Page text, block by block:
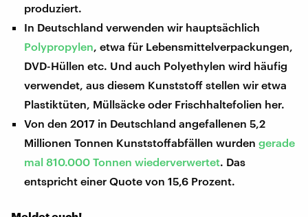
produziert.
In Deutschland verwenden wir hauptsächlich
Polypropylen , etwa für Lebensmittelverpackungen,
DVD-Hüllen etc. Und auch Polyethylen wird häufig
verwendet, aus diesem Kunststoff stellen wir etwa
Plastiktüten, Müllsäcke oder Frischhaltefolien her.
Von den 2017 in Deutschland angefallenen 5,2
Millionen Tonnen Kunststoffabfällen wurdengerade
mal 810.000 Tonnen wiederverwertet. Das
entspricht einer Quote von 15,6 Prozent.